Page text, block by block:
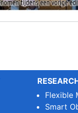
Flexible
Smart